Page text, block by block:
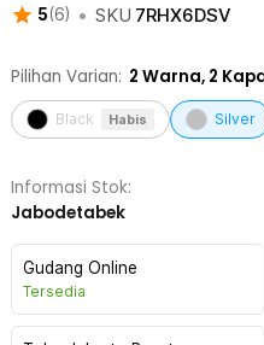
5(6) • SKU 7RHX6DSV
Pilihan Varian: 2 Warna, 2
Black Habis Silver
Informasi Stok:
Jabodetabek
Gudang Online
Tersedia